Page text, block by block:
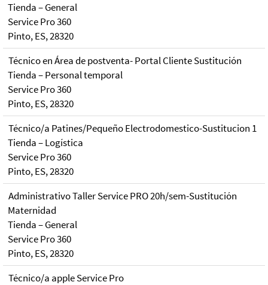
Tienda – General
Service Pro 360
Pinto, ES, 28320
Técnico en Área de postventa- Portal Cliente Sustitución
Tienda – Personal temporal
Service Pro 360
Pinto, ES, 28320
Técnico/a Patines/Pequeño Electrodomestico-Sustitucion 1
Tienda – Logística
Service Pro 360
Pinto, ES, 28320
Administrativo Taller Service PRO 20h/sem-Sustitución
Maternidad
Tienda – General
Service Pro 360
Pinto, ES, 28320
Técnico/a apple Service Pro